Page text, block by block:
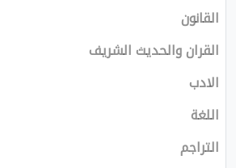
القانون
القران والحديث الشريف
الادب
اللغة
التراجم